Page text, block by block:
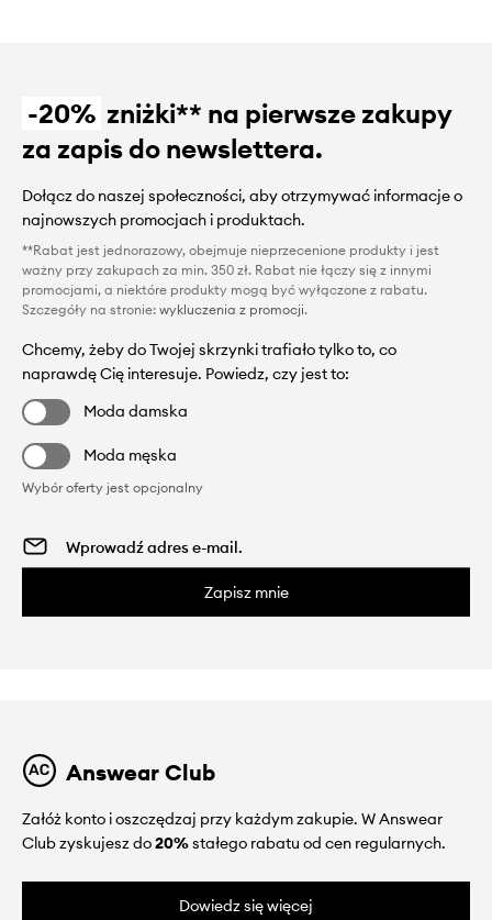
-20% zniżki** na pierwsze zakupy
za zapis do newslettera.
Dołącz do naszej społeczności, aby otrzymywać informacje o
najnowszych promocjach i produktach.
**Rabat jest jednorazowy, obejmuje nieprzecenione produkty i jest
ważny przy zakupach za min. 350 zł. Rabat nie łączy się z innymi
promocjami, a niektóre produkty mogą być wyłączone z rabatu.
Szczegóły na stronie: wykluczenia z promocji.
Chcemy, żeby do Twojej skrzynki trafiało tylko to, co
naprawdę Cię interesuje. Powiedz, czy jest to:
Moda damska
Moda męska
Wybór oferty jest opcjonalny
Zapisz mnie
Answear Club
Załóż konto i oszczędzaj przy każdym zakupie. W Answear
Club zyskujesz do20%stałego rabatu od cen regularnych.
Dowiedz się więcej